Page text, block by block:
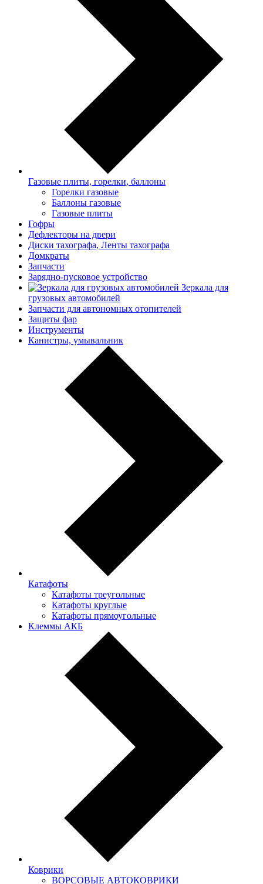
Газовые плиты, горелки, баллоны
Горелки газовые
Баллоны газовые
Газовые плиты
Гофры
Дефлекторы на двери
Диски тахографа, Ленты тахографа
Домкраты
Запчасти
Зарядно-пусковое устройство
Зеркала для
грузовых автомобилей
Запчасти для автономных отопителей
Защиты фар
Инструменты
Канистры, умывальник
Катафоты
Катафоты треугольные
Катафоты круглые
Катафоты прямоугольные
Клеммы АКБ
Коврики
ВОРСОВЫЕ АВТОКОВРИКИ